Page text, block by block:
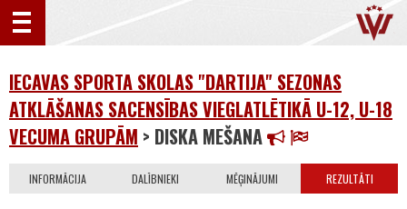
IECAVAS SPORTA SKOLAS "DARTIJA" SEZONAS
ATKLĀŠANAS SACENSĪBAS VIEGLATLĒTIKĀ U-12, U-18
VECUMA GRUPĀM > DISKA MEŠANA
INFORMĀCIJA DALĪBNIEKI MĒĢINĀJUMI REZULTĀTI